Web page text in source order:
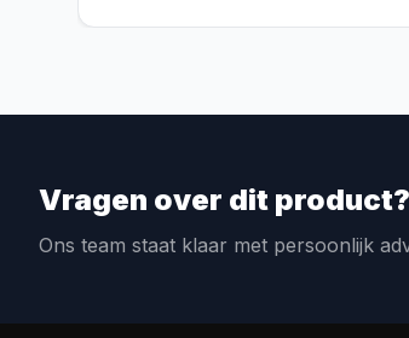
Vragen over dit product?
Ons team staat klaar met persoonlijk